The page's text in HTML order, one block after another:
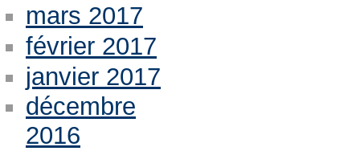
mars 2017
février 2017
janvier 2017
décembre
2016